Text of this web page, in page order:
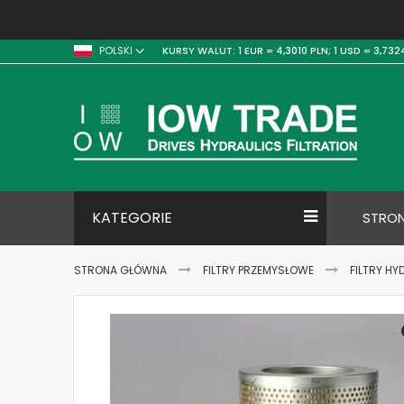
POLSKI KURSY WALUT: 1 EUR = 4,3010 PLN; 1 USD =
KATEGORIE
STRONA GŁÓWNA FILTRY PRZEMYSŁOWE FILTRY